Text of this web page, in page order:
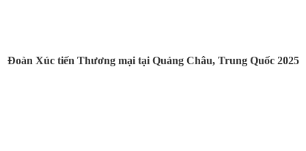
Đoàn Xúc tiến Thương mại tại Quảng Châu, Trung Quốc 2025